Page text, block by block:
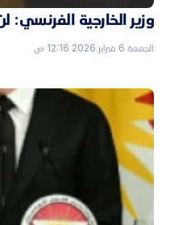
وزير الخارجية
الجمعة 6 فبراير 2026 12:16 ص